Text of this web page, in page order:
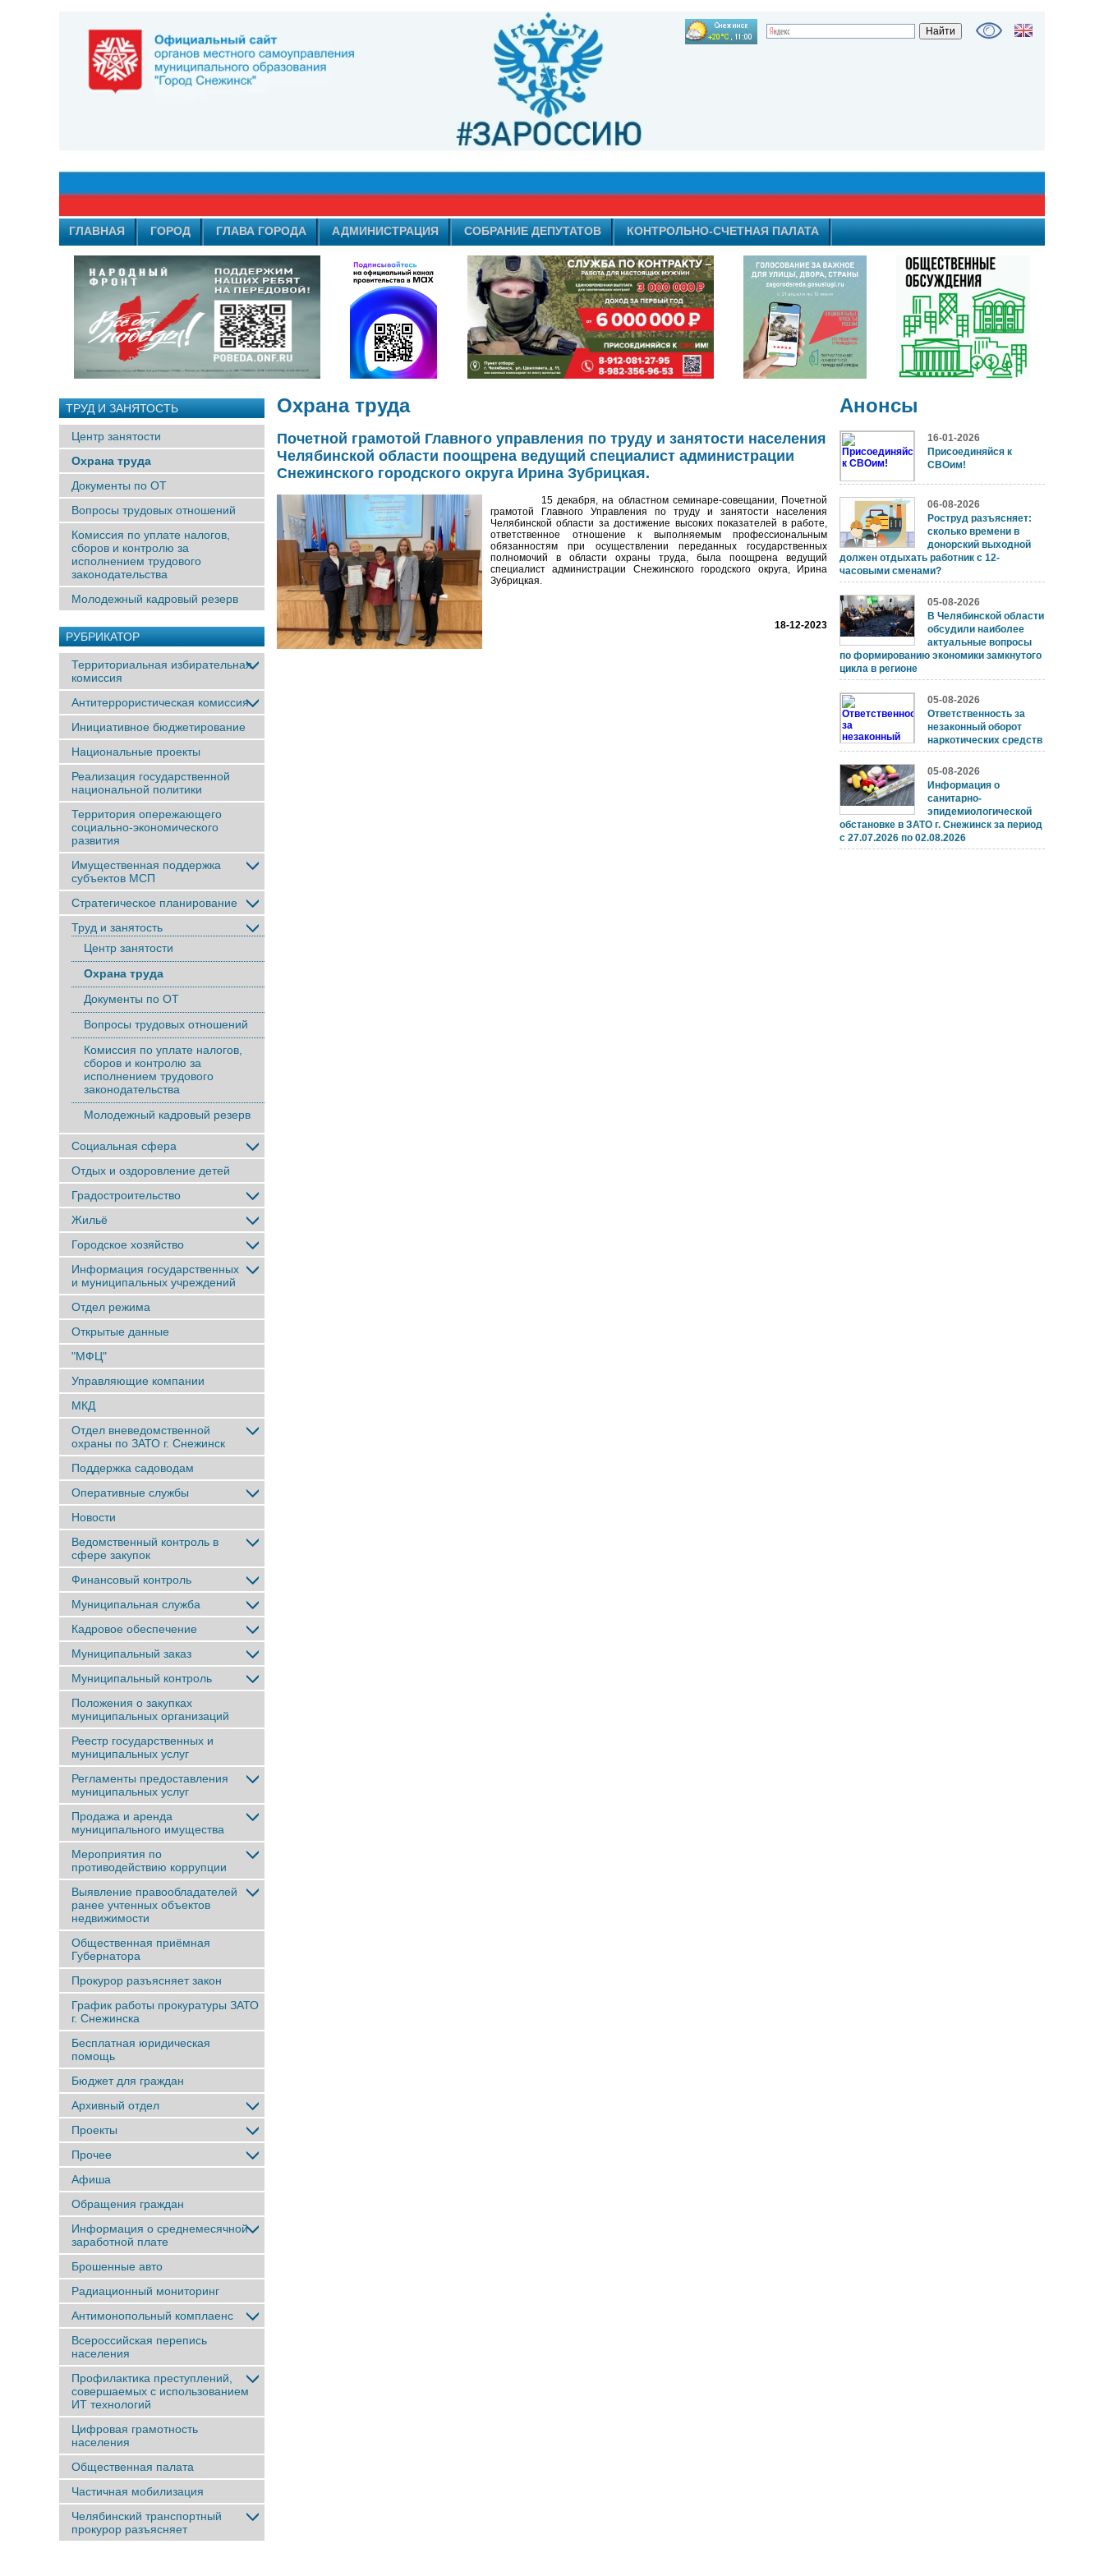
ГЛАВНАЯ ГОРОД ГЛАВА ГОРОДА АДМИНИСТРАЦИЯ СОБРАНИЕ ДЕПУТАТОВ КОНТРОЛЬНО-СЧЕТНАЯ ПАЛАТА
ТРУД И ЗАНЯТОСТЬ
Центр занятости
Охрана труда
Документы по ОТ
Вопросы трудовых отношений
Комиссия по уплате налогов,
сборов и контролю за
исполнением трудового
законодательства
Молодежный кадровый резерв
РУБРИКАТОР
Территориальная избирательная
комиссия
Антитеррористическая комиссия
Инициативное бюджетирование
Национальные проекты
Реализация государственной
национальной политики
Территория опережающего
социально-экономического
развития
Имущественная поддержка
субъектов МСП
Стратегическое планирование
Труд и занятость
Центр занятости
Охрана труда
Документы по ОТ
Вопросы трудовых отношений
Комиссия по уплате налогов,
сборов и контролю за
исполнением трудового
законодательства
Молодежный кадровый резерв
Социальная сфера
Отдых и оздоровление детей
Градостроительство
Жильё
Городское хозяйство
Информация государственных
и муниципальных учреждений
Отдел режима
Открытые данные
"МФЦ"
Управляющие компании
МКД
Отдел вневедомственной
охраны по ЗАТО г. Снежинск
Поддержка садоводам
Оперативные службы
Новости
Ведомственный контроль в
сфере закупок
Финансовый контроль
Муниципальная служба
Кадровое обеспечение
Муниципальный заказ
Муниципальный контроль
Положения о закупках
муниципальных организаций
Реестр государственных и
муниципальных услуг
Регламенты предоставления
муниципальных услуг
Продажа и аренда
муниципального имущества
Мероприятия по
противодействию коррупции
Выявление правообладателей
ранее учтенныx объектов
недвижимости
Общественная приёмная
Губернатора
Прокурор разъясняет закон
График работы прокуратуры ЗАТО
г. Снежинска
Бесплатная юридическая
помощь
Бюджет для граждан
Архивный отдел
Проекты
Прочее
Афиша
Обращения граждан
Информация о среднемесячной
заработной плате
Брошенные авто
Радиационный мониторинг
Антимонопольный комплаенс
Всероссийская перепись
населения
Профилактика преступлений,
совершаемых с использованием
ИТ технологий
Цифровая грамотность
населения
Общественная палата
Частичная мобилизация
Челябинский транспортный
прокурор разъясняет
Охрана труда
Почетной грамотой Главного управления по труду и занятости населения
Челябинской области поощрена ведущий специалист администрации
Снежинского городского округа Ирина Зубрицкая.
15 декабря, на областном семинаре-совещании, Почетной
грамотой Главного Управления по труду и занятости населения
Челябинской области за достижение высоких показателей в работе,
ответственное отношение к выполняемым профессиональным
обязанностям при осуществлении переданных государственных
полномочий в области охраны труда, была поощрена ведущий
специалист администрации Снежинского городского округа, Ирина
Зубрицкая.
18-12-2023
Анонсы
16-01-2026
Присоединяйся к
СВОим!
06-08-2026
Роструд разъясняет:
сколько времени в
донорский выходной
должен отдыхать работник с 12-
часовыми сменами?
05-08-2026
В Челябинской области
обсудили наиболее
актуальные вопросы
по формированию экономики замкнутого
цикла в регионе
05-08-2026
Ответственность за
незаконный оборот
наркотических средств
05-08-2026
Информация о
санитарно-
эпидемиологической
обстановке в ЗАТО г. Снежинск за период
с 27.07.2026 по 02.08.2026